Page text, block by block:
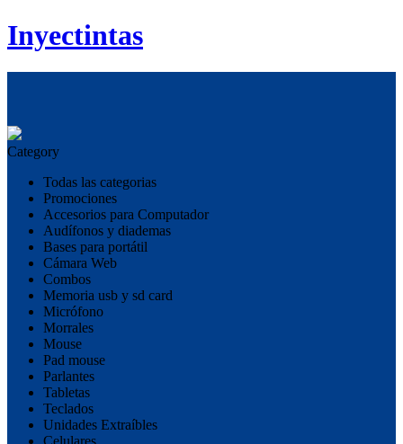
Inyectintas
Category
Todas las categorias
Promociones
Accesorios para Computador
Audífonos y diademas
Bases para portátil
Cámara Web
Combos
Memoria usb y sd card
Micrófono
Morrales
Mouse
Pad mouse
Parlantes
Tabletas
Teclados
Unidades Extraíbles
Celulares